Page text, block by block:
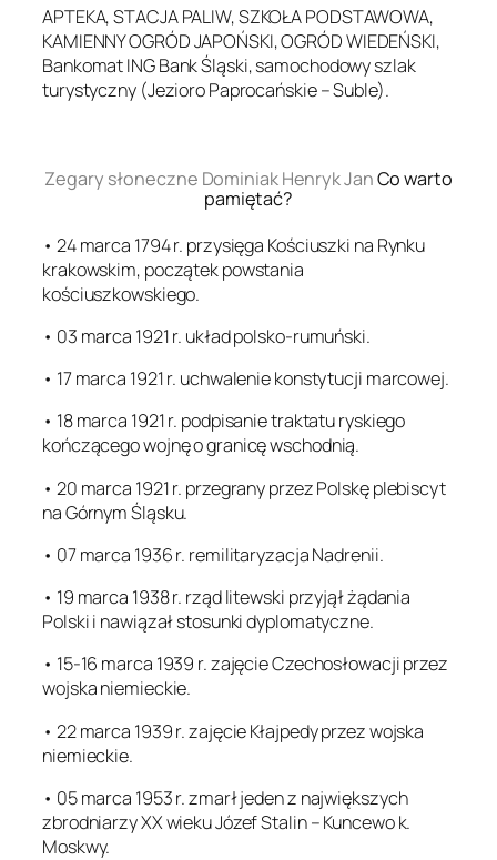
APTEKA, STACJA PALIW, SZKOŁA PODSTAWOWA,
KAMIENNY OGRÓD JAPOŃSKI, OGRÓD WIEDEŃSKI,
Bankomat ING Bank Śląski, samochodowy szlak
turystyczny (Jezioro Paprocańskie – Suble).
Zegary słoneczne Dominiak Henryk JanCo warto
pamiętać?
• 24 marca 1794 r. przysięga Kościuszki na Rynku
krakowskim, początek powstania
kościuszkowskiego.
• 03 marca 1921 r. układ polsko-rumuński.
• 17 marca 1921 r. uchwalenie konstytucji marcowej.
• 18 marca 1921 r. podpisanie traktatu ryskiego
kończącego wojnę o granicę wschodnią.
• 20 marca 1921 r. przegrany przez Polskę plebiscyt
na Górnym Śląsku.
• 07 marca 1936 r. remilitaryzacja Nadrenii.
• 19 marca 1938 r. rząd litewski przyjął żądania
Polski i nawiązał stosunki dyplomatyczne.
• 15-16 marca 1939 r. zajęcie Czechosłowacji przez
wojska niemieckie.
• 22 marca 1939 r. zajęcie Kłajpedy przez wojska
niemieckie.
• 05 marca 1953 r. zmarł jeden z największych
zbrodniarzy XX wieku Józef Stalin – Kuncewo k.
Moskwy.